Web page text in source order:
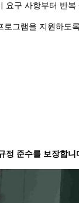
구 사항부터 반
그램을 지원하도
정 준수를 보장합니